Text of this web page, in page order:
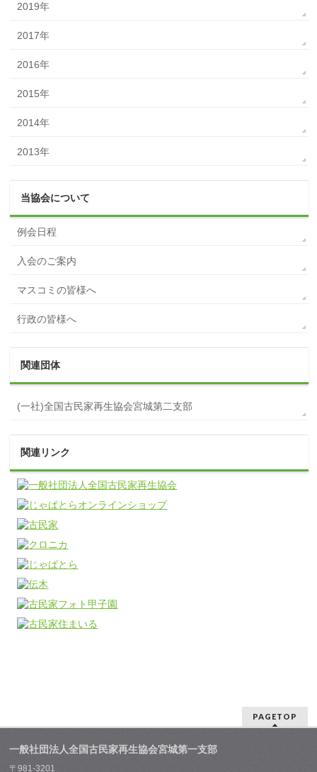
2019年
2017年
2016年
2015年
2014年
2013年
当協会について
例会日程
入会のご案内
マスコミの皆様へ
行政の皆様へ
関連団体
(一社)全国古民家再生協会宮城第二支部
関連リンク
PAGETOP
一般社団法人全国古民家再生協会宮城第一支部
〒981-3201